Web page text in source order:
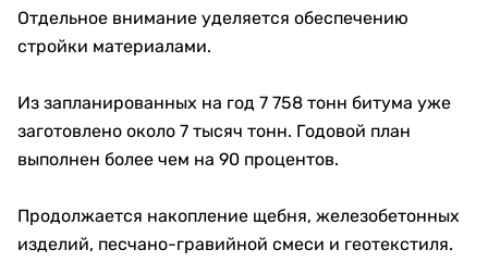
Отдельное внимание уделяется обеспечению
стройки материалами.
Из запланированных на год 7 758 тонн битума уже
заготовлено около 7 тысяч тонн. Годовой план
выполнен более чем на 90 процентов.
Продолжается накопление щебня, железобетонных
изделий, песчано-гравийной смеси и геотекстиля.